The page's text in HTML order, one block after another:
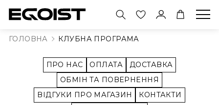
ВЗУТТЯ
ОДЯГ
АКСЕСУАРИ
ПРИКРАСИ
ГОЛОВНА КЛУБНА ПРОГРАМА
ПРО НАС ОПЛАТА
ДОСТАВКА
ОБМІН ТА ПОВЕРНЕННЯ
ВІДГУКИ ПРО МАГАЗИН
КОНТАКТИ